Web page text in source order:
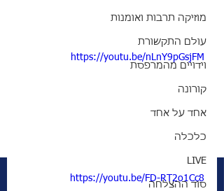
מוזיקה תרבות ואומנות
עולם התקשורת
וידויים מהמרפסת
קורונה
אחד על אחד
כלכלה
LIVE
סוד ההצלחה
https://youtu.be/nLnY9pGsjFM
https://youtu.be/FD-RT2o1Cc8